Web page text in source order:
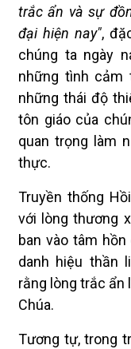
trắc ẩn và sự
đại hiện nay",
chúng ta ngày
những tình cảm
những thái độ
tôn giáo của
quan trọng làm
thực.
Truyền thống
với lòng thương
ban vào tâm
danh hiệu thần
rằng lòng trắc ẩn
Chúa.
Tương tự, trong